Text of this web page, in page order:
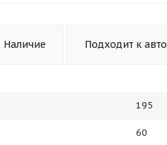
Наличие Подходит к авто
195
60